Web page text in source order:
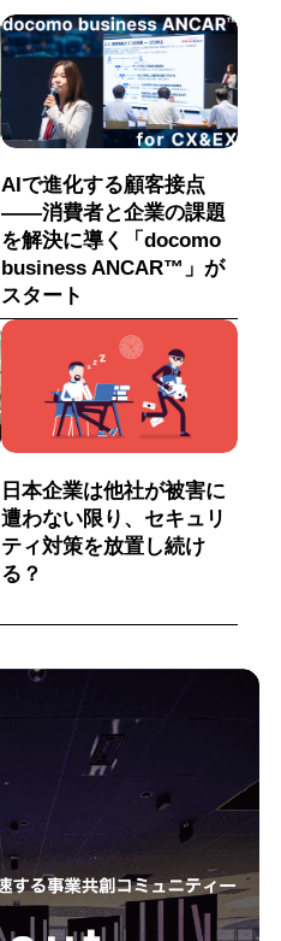
AIで進化する顧客接点
――消費者と企業の課題
を解決に導く「docomo
business ANCAR™」が
スタート
日本企業は他社が被害に
遭わない限り、セキュリ
ティ対策を放置し続け
る？